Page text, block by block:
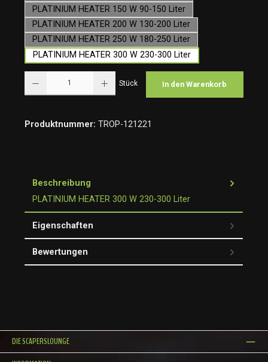
PLATINIUM HEATER 150 W 90-150 Liter
PLATINIUM HEATER 200 W 130-200 Liter
PLATINIUM HEATER 250 W 180-250 Liter
PLATINIUM HEATER 300 W 230-300 Liter
Stück In den Warenkorb
Produktnummer: TROP-121221
Beschreibung
PLATINIUM HEATER 300 W 230-300 Liter
Eigenschaften
Bewertungen
DIE SCAPERSLOUNGE